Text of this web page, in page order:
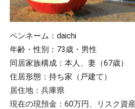
ペンネーム：daichi
年齢・性別：73歳・男性
同居家族構成：本人、妻（67歳）
住居形態：持ち家（戸建て）
居住地：兵庫県
現在の現預金：60万円、リスク資